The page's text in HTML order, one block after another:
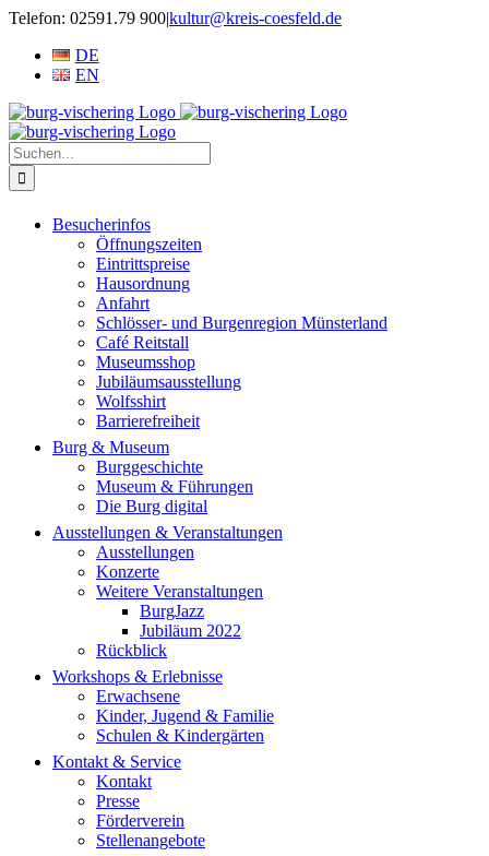
Zum
springen
Telefon: 02591.79 900|kultur@kreis-coesfeld.de
DE
EN
Suche
nach:
Besucherinfos
Öffnungszeiten
Eintrittspreise
Hausordnung
Anfahrt
Schlösser- und Burgenregion Münsterland
Café Reitstall
Museumsshop
Jubiläumsausstellung
Wolfsshirt
Barrierefreiheit
Burg & Museum
Burggeschichte
Museum & Führungen
Die Burg digital
Ausstellungen & Veranstaltungen
Ausstellungen
Konzerte
Weitere Veranstaltungen
BurgJazz
Jubiläum 2022
Rückblick
Workshops & Erlebnisse
Erwachsene
Kinder, Jugend & Familie
Schulen & Kindergärten
Kontakt & Service
Kontakt
Presse
Förderverein
Stellenangebote